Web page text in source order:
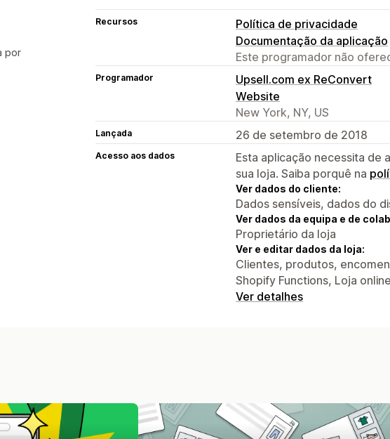
por
Recursos
Política de privacidade
Documentação da aplicação
Este programador não
Programador
Upsell.com ex ReConvert
Website
New York, NY, US
Lançada 26 de setembro de 2018
Acesso aos dados
Esta aplicação necessita de
sua loja. Saiba porquê na
Ver dados do cliente:
Dados sensíveis, dados do
Ver dados da equipa e de
Proprietário da loja
Ver e editar dados da loja:
Clientes, produtos,
Shopify Functions, Loja
Ver detalhes